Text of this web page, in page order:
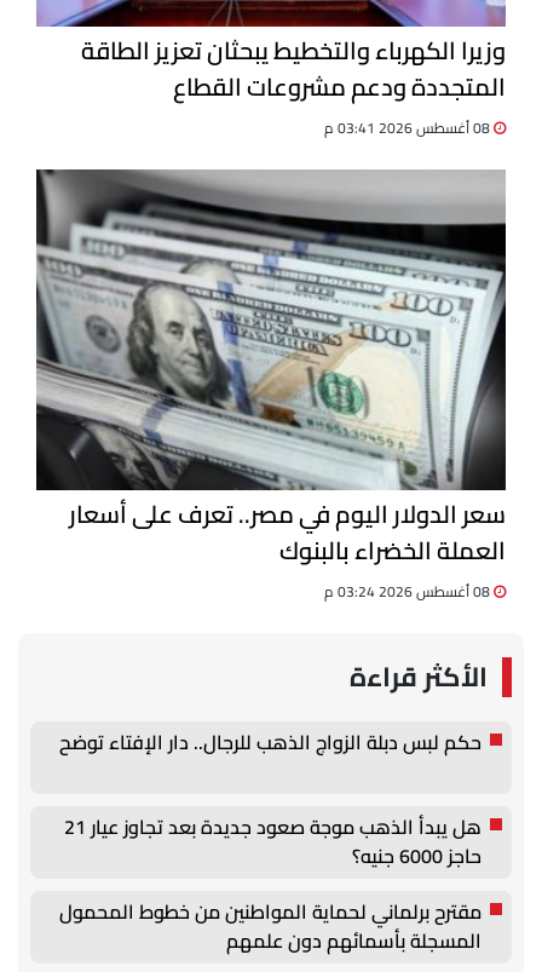
وزيرا الكهرباء والتخطيط يبحثان تعزيز الطاقة
المتجددة ودعم مشروعات القطاع
سعر الدولار اليوم في مصر.. تعرف على أسعار
العملة الخضراء بالبنوك
الأكثر قراءة
حكم لبس دبلة الزواج الذهب للرجال.. دار الإفتاء توضح
هل يبدأ الذهب موجة صعود جديدة بعد تجاوز عيار 21
حاجز 6000 جنيه؟
مقترح برلماني لحماية المواطنين من خطوط المحمول
المسجلة بأسمائهم دون علمهم